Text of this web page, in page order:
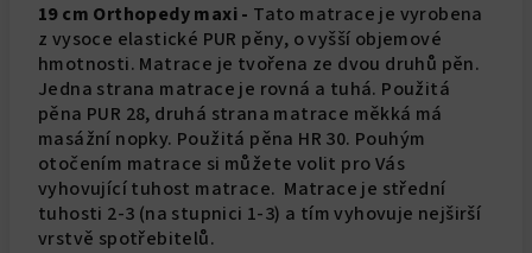
19 cm Orthopedy maxi - Tato matrace je vyrobena
z vysoce elastické PUR pěny, o vyšší objemové
hmotnosti. Matrace je tvořena ze dvou druhů pěn.
Jedna strana matrace je rovná a tuhá. Použitá
pěna PUR 28, druhá strana matrace měkká má
masážní nopky. Použitá pěna HR 30. Pouhým
otočením matrace si můžete volit pro Vás
vyhovující tuhost matrace. Matrace je střední
tuhosti 2-3 (na stupnici 1-3) a tím vyhovuje nejširší
vrstvě spotřebitelů.